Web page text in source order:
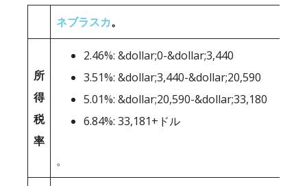
ネブラスカ。
所
得
税
率
2.46%: &dollar;0-&dollar;3,440
3.51%: &dollar;3,440-&dollar;20,590
5.01%: &dollar;20,590-&dollar;33,180
6.84%: 33,181+ドル
。